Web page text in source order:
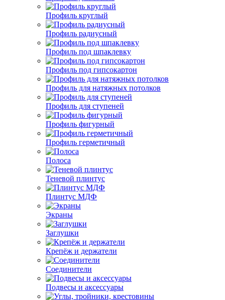
Профиль круглый
Профиль радиусный
Профиль под шпаклевку
Профиль под гипсокартон
Профиль для натяжных потолков
Профиль для ступеней
Профиль фигурный
Профиль герметичный
Полоса
Теневой плинтус
Плинтус МДФ
Экраны
Заглушки
Крепёж и держатели
Соединители
Подвесы и аксессуары